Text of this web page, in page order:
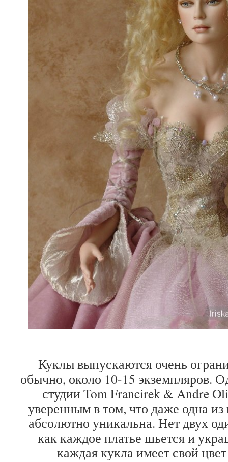
Куклы выпускаются очень
обычно, около 10-15 экземпляров.
студии Tom Francirek & Andre
уверенным в том, что даже одна
абсолютно уникальна. Нет двух
как каждое платье шьется и
каждая кукла имеет свой